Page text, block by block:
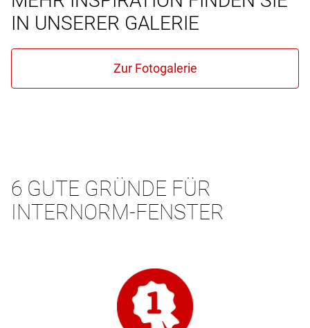
IN UNSERER GALERIE
6 GUTE GRÜNDE FÜR
INTERNORM-FENSTER